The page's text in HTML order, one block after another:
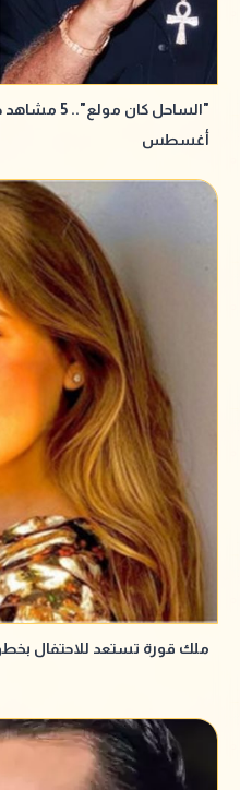
أغسطس
ملك قورة تستعد للاحتفال